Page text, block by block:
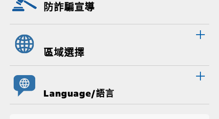
防詐騙宣導
區域選擇
Language/語言